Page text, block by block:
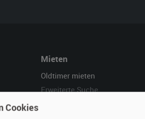
Mieten
Oldtimer mieten
Erweiterte Suche
Cookies